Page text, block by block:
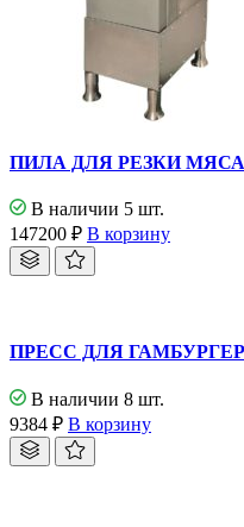
ПИЛА ДЛЯ РЕЗКИ МЯСА
В наличии 5 шт.
147200 ₽ В корзину
ПРЕСС ДЛЯ
В наличии 8 шт.
9384 ₽ В корзину